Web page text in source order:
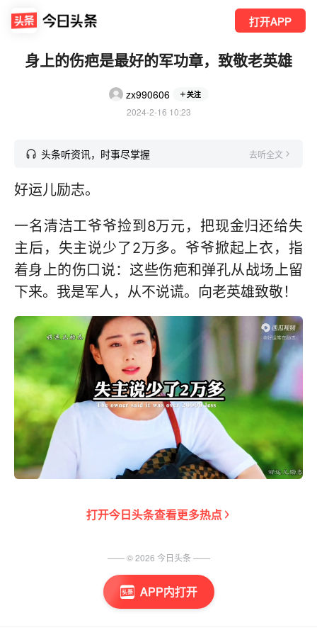
打开APP
APP内打开
身上的伤疤是最好的军功章，致敬老英雄
zx990606 关注
2024-2-16 10:23
头条听资讯，时事尽掌握 去听全文
好运儿励志。
一名清洁工爷爷捡到8万元，把现金归还给失
主后，失主说少了2万多。爷爷掀起上衣，指
着身上的伤口说：这些伤疤和弹孔从战场上留
下来。我是军人，从不说谎。向老英雄致敬！
打开今日头条查看更多热点
—— ©2026 今日头条 ——